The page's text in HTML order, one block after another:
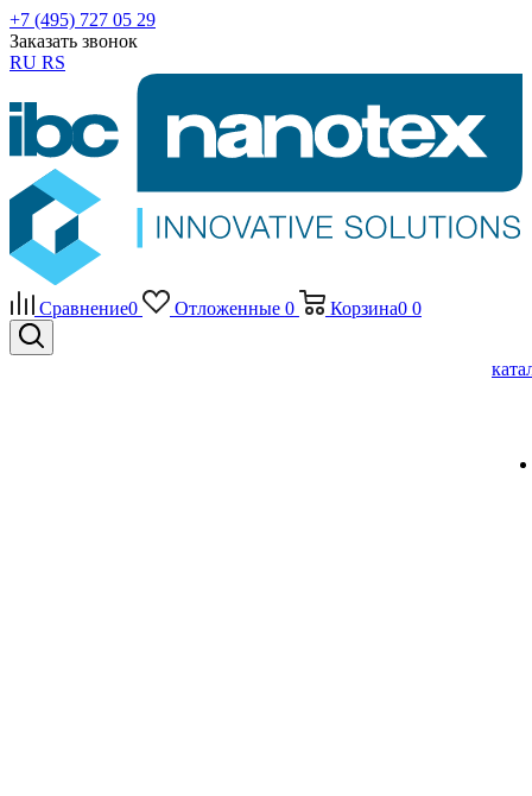
+7 (495) 727 05 29
Заказать звонок
RU RS
Сравнение0 Отложенные 0 Корзина0 0